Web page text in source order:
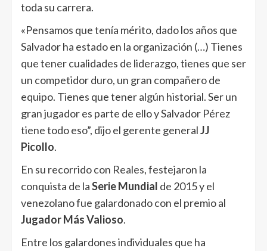
toda su carrera.
«Pensamos que tenía mérito, dado los años que
Salvador ha estado en la organización (…) Tienes
que tener cualidades de liderazgo, tienes que ser
un competidor duro, un gran compañero de
equipo. Tienes que tener algún historial. Ser un
gran jugador es parte de ello y Salvador Pérez
tiene todo eso”, dijo el gerente generalJJ
Picollo.
En su recorrido con Reales, festejaron la
conquista de laSerie Mundial de 2015 y el
venezolano fue galardonado con el premio al
Jugador Más Valioso.
Entre los galardones individuales que ha